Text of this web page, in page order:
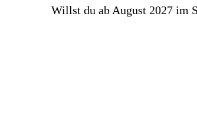
Willst du ab August 2027 im